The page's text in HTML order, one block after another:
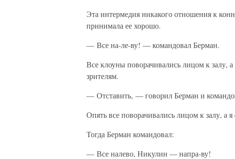
Эта интермедия никакого отношения к
принимала ее хорошо.
— Все на-ле-ву! — командовал Берман.
Все клоуны поворачивались лицом к залу,
зрителям.
— Отставить, — говорил Берман и
Опять все поворачивались лицом к залу, а
Тогда Берман командовал:
— Все налево, Никулин — напра-ву!